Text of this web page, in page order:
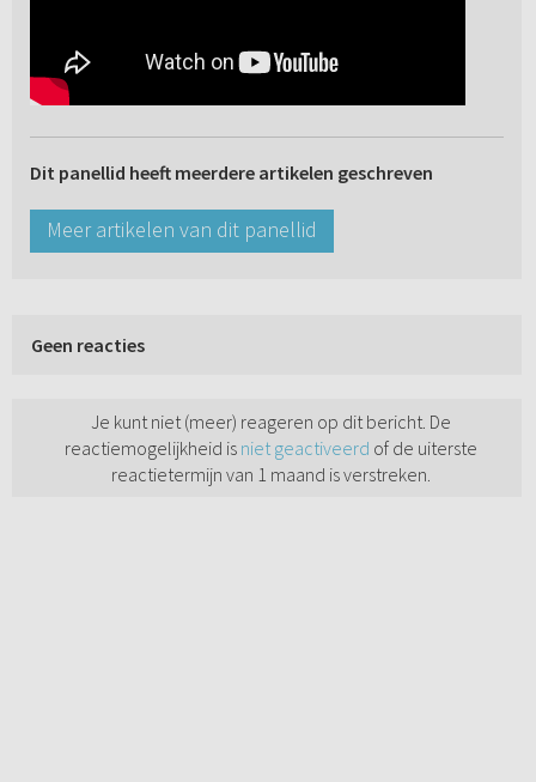
Dit panellid heeft meerdere artikelen geschreven
Meer artikelen van dit panellid
Geen reacties
Je kunt niet (meer) reageren op dit bericht. De
reactiemogelijkheid is niet geactiveerd of de uiterste
reactietermijn van 1 maand is verstreken.